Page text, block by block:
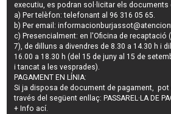
executiu, es podran sol·licitar els documents
a) Per telèfon: telefonant al 96 316 05 65.
b) Per email:
c) Presencialment: en l'Oficina de recaptació
7), de dilluns a divendres de 8.30 a 14.30 h i
16.00 a 18.30 h (del 15 de juny al 15 de
i tancat a les vesprades).
PAGAMENT EN LÍNIA:
Si ja disposa de document de pagament,
través del següent enllaç: PASSAREL·LA DE
+ Info ací.